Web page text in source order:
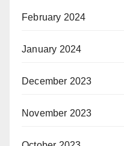
February 2024
January 2024
December 2023
November 2023